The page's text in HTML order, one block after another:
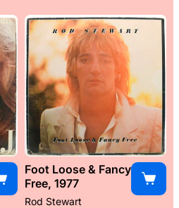
Foot Loose & Fancy
Free, 1977
Rod Stewart